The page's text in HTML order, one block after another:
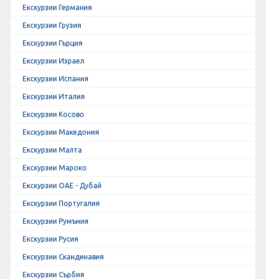
Екскурзии Германия
Екскурзии Грузия
Екскурзии Гърция
Екскурзии Израел
Екскурзии Испания
Екскурзии Италия
Екскурзии Косово
Екскурзии Македония
Екскурзии Малта
Екскурзии Мароко
Екскурзии ОАЕ - Дубай
Екскурзии Португалия
Екскурзии Румъния
Екскурзии Русия
Екскурзии Скандинавия
Екскурзии Сърбия